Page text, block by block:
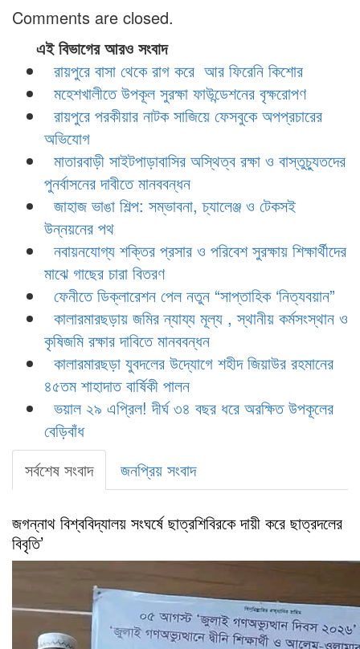
Comments are closed.
এই বিভাগের আরও সংবাদ
রায়পুরে বাসা থেকে রাগ করে আর ফিরেনি কিশোর
মহেশখালীতে উপকূল সুরক্ষা ফাউন্ডেশনের বৃক্ষরোপণ
রায়পুরে পরকীয়ার নাটক সাজিয়ে ফেসবুকে অপপ্রচারের
অভিযোগ
মাতারবাড়ী সাইটপাড়াবাসির অস্থিত্ব রক্ষা ও বাস্তুচ্যুতদের
পুনর্বাসনের দাবীতে মানববন্ধন
জাহাজ ভাঙা শিল্প: সম্ভাবনা, চ্যালেঞ্জ ও টেকসই
উন্নয়নের পথ
নবায়নযোগ্য শক্তির প্রসার ও পরিবেশ সুরক্ষায় শিক্ষার্থীদের
মাঝে গাছের চারা বিতরণ
ফেনীতে ডিক্লারেশন পেল নতুন “সাপ্তাহিক ‘নিত্যবয়ান”
কালারমারছড়ায় জমির ন্যায্য মূল্য , স্থানীয় কর্মসংস্থান ও
কৃষিজমি রক্ষার দাবিতে মানববন্ধন
কালারমারছড়া যুবদলের উদ্যোগে শহীদ জিয়াউর রহমানের
৪৫তম শাহাদাত বার্ষিকী পালন
ভয়াল ২৯ এপ্রিল! দীর্ঘ ৩৪ বছর ধরে অরক্ষিত উপকূলের
বেড়িবাঁধ
সর্বশেষ সংবাদ
জনপ্রিয় সংবাদ
জগন্নাথ বিশ্ববিদ্যালয় সংঘর্ষে ছাত্রশিবিরকে দায়ী করে ছাত্রদলের
বিবৃতি’